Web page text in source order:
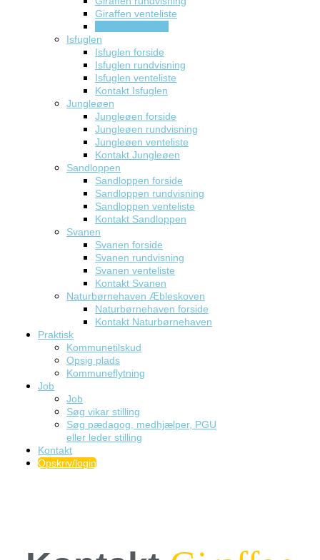
Giraffen venteliste
Isfuglen
Isfuglen forside
Isfuglen rundvisning
Isfuglen venteliste
Kontakt Isfuglen
Jungleøen
Jungleøen forside
Jungleøen rundvisning
Jungleøen venteliste
Kontakt Jungleøen
Sandloppen
Sandloppen forside
Sandloppen rundvisning
Sandloppen venteliste
Kontakt Sandloppen
Svanen
Svanen forside
Svanen rundvisning
Svanen venteliste
Kontakt Svanen
Naturbørnehaven Æbleskoven
Naturbørnehaven forside
Kontakt Naturbørnehaven
Praktisk
Kommunetilskud
Opsig plads
Kommuneflytning
Job
Job
Søg vikar stilling
Søg pædagog, medhjælper, PGU
eller leder stilling
Kontakt
Opskriv/login